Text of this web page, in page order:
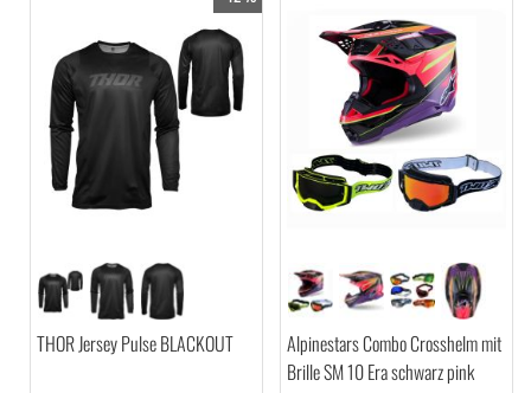
THOR Jersey Pulse BLACKOUT
Alpinestars Combo Crosshelm mit
Brille SM 10 Era schwarz pink